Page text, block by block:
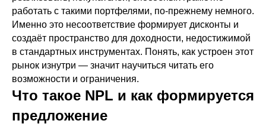
работать с такими портфелями, по-прежнему немного.
Именно это несоответствие формирует дисконты и
создаёт пространство для доходности, недостижимой
в стандартных инструментах. Понять, как устроен этот
рынок изнутри — значит научиться читать его
возможности и ограничения.
Что такое NPL и как формируется
предложение